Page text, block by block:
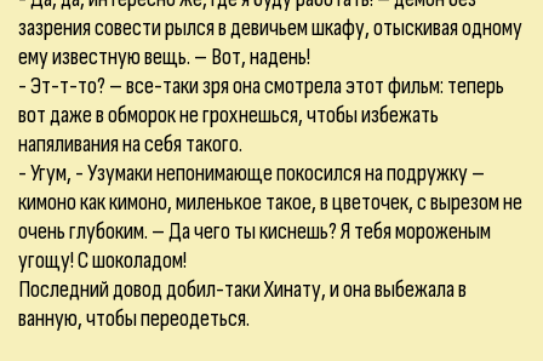
зазрения совести рылся в девичьем шкафу, отыскивая одному
ему известную вещь. – Вот, надень!
- Эт-т-то? – все-таки зря она смотрела этот фильм: теперь
вот даже в обморок не грохнешься, чтобы избежать
напяливания на себя такого.
- Угум, - Узумаки непонимающе покосился на подружку –
кимоно как кимоно, миленькое такое, в цветочек, с вырезом не
очень глубоким. – Да чего ты киснешь? Я тебя мороженым
угощу! С шоколадом!
Последний довод добил-таки Хинату, и она выбежала в
ванную, чтобы переодеться.